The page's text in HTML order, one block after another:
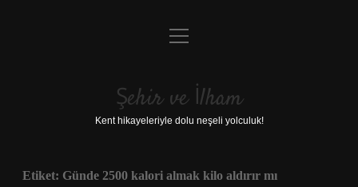
Anasayfa
Yasal Uyarı
menüyü
Şehir ve İlham
Kent hikayeleriyle dolu neşeli yolculuk!
Etiket: Günde 2500 kalori almak kilo aldırır mı